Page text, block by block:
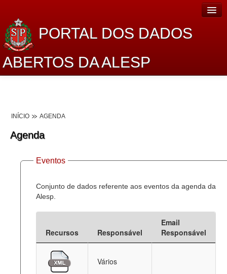
PORTAL DOS DADOS
ABERTOS DA ALESP
Lei de Acesso à Informação
Dados Governamentais Abertos
Planejamento
Catálogo de dados
Deputados Estaduais
Administração
INÍCIO AGENDA
Agenda
Eventos
Conjunto de dados referente aos eventos da agenda da
Alesp.
Recursos Responsável
Email
Responsável
Vários